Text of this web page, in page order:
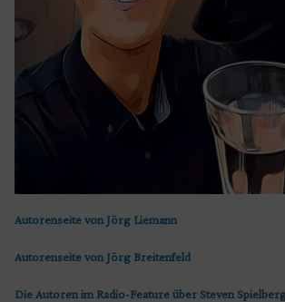
Autorenseite von Jörg Liemann
Autorenseite von Jörg Breitenfeld
Die Autoren im Radio-Feature über Steven